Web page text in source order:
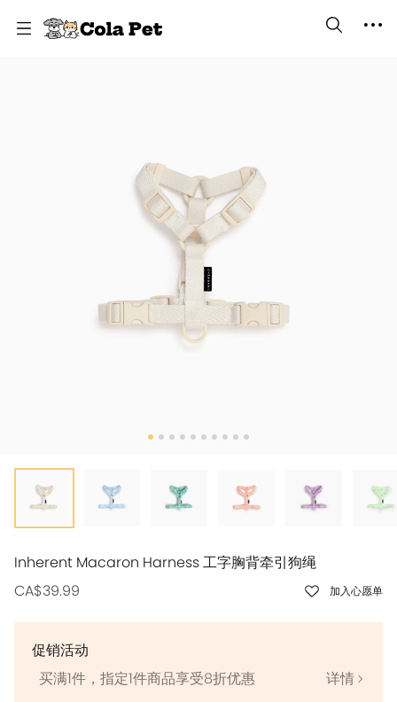
Inherent Macaron Harness 工字胸背牵引狗绳
CA$39.99
加入心愿单
促销活动
买满1件，指定1件商品享受8折优惠
详情